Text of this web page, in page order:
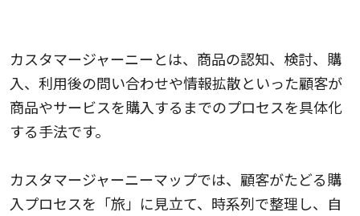
カスタマージャーニーとは、商品の認知、検討、購
入、利用後の問い合わせや情報拡散といった顧客が
商品やサービスを購入するまでのプロセスを具体化
する手法です。
カスタマージャーニーマップでは、顧客がたどる購
入プロセスを「旅」に見立て、時系列で整理し、自